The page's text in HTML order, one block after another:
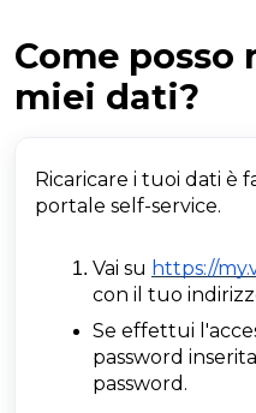
Come posso
miei dati?
Ricaricare i tuoi dati è
portale self-service.
Vai su https://
con il tuo
Se effettui
password
password.